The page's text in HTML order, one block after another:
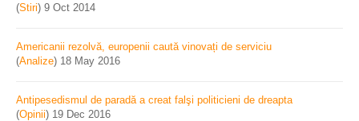
(Stiri) 9 Oct 2014
Americanii rezolvă, europenii caută vinovați de serviciu
(Analize) 18 May 2016
Antipesedismul de paradă a creat falşi politicieni de dreapta
(Opinii) 19 Dec 2016